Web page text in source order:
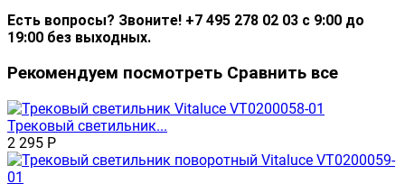
Есть вопросы? Звоните! +7 495 278 02 03 с 9:00 до
19:00 без выходных.
Рекомендуем посмотреть Сравнить все
Трековый светильник...
2 295 Р